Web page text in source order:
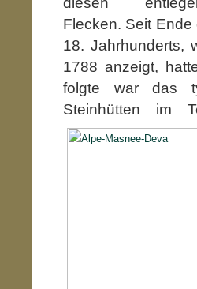
Flecken. Seit Ende
18. Jahrhunderts,
1788 anzeigt,
folgte war das
Steinhütten im